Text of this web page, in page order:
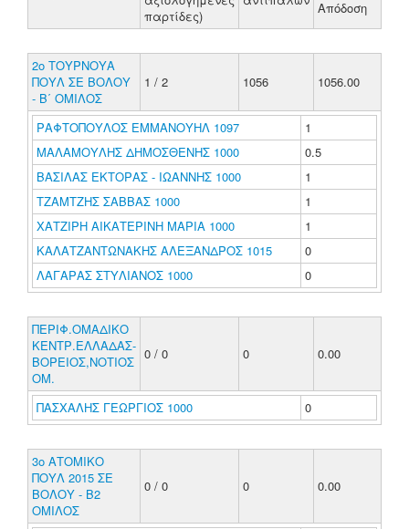
παρτίδες)
Απόδοση
2ο ΤΟΥΡΝΟΥΑ
ΠΟΥΛ ΣΕ ΒΟΛΟΥ
- Β΄ ΟΜΙΛΟΣ
1 / 2 1056 1056.00
ΡΑΦΤΟΠΟΥΛΟΣ ΕΜΜΑΝΟΥΗΛ 1097
1
ΜΑΛΑΜΟΥΛΗΣ ΔΗΜΟΣΘΕΝΗΣ 1000
0.5
ΒΑΣΙΛΑΣ ΕΚΤΟΡΑΣ - ΙΩΑΝΝΗΣ 1000
1
ΤΖΑΜΤΖΗΣ ΣΑΒΒΑΣ 1000
1
ΧΑΤΖΙΡΗ ΑΙΚΑΤΕΡΙΝΗ ΜΑΡΙΑ 1000
1
ΚΑΛΑΤΖΑΝΤΩΝΑΚΗΣ ΑΛΕΞΑΝΔΡΟΣ 1015
0
ΛΑΓΑΡΑΣ ΣΤΥΛΙΑΝΟΣ 1000
0
ΠΕΡΙΦ.ΟΜΑΔΙΚΟ
ΚΕΝΤΡ.ΕΛΛΑΔΑΣ-
ΒΟΡΕΙΟΣ,ΝΟΤΙΟΣ
ΟΜ.
0 / 0 0 0.00
ΠΑΣΧΑΛΗΣ ΓΕΩΡΓΙΟΣ 1000 0
3ο ΑΤΟΜΙΚΟ
ΠΟΥΛ 2015 ΣΕ
ΒΟΛΟΥ - Β2
ΟΜΙΛΟΣ
0 / 0 0 0.00